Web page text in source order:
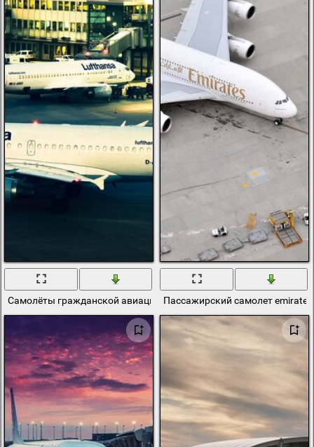
Самолёты гражданской авиации на стоянке в аэропорту
Пассажирский самолет emirates